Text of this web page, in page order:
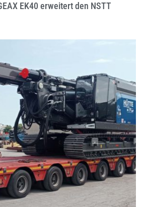
EK40 erweitert den NSTT